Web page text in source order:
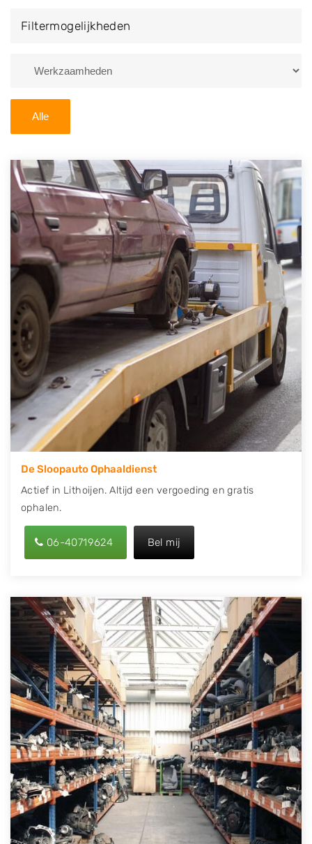
van Lithoijen en ontvang een vergoeding voor uw
Zoekt u liever naar een sloperij in een andere plaats of
U kunt er ook voor kiezen om direct uw sloopauto te
verkopen en op te laten halen door de Sloopauto
Ophaaldienst van Autosloperijen.nl. Wij kunnen uw
auto gratis ophalen in Lithoijen. Neem telefonisch
contact op of maak een terugbelafspraak. Wilt u
direct een tweedehands auto onderdelen offerte
aanvragen? Dat kan via de Onderdelenlijn! Vul uw
kenteken in en druk op verzenden.
Wij kunnen u helpen met de inkoop van auto's van
eigenlijk alle merken, zoals Alfa Romeo, Audi, BMW,
Chevrolet, Citroën, Dacia, Fiat, Ford, Honda, Hyundai,
Kia, Mazda, Mercedes Benz, Mitsubishi, Nissan, Opel,
Peugeot, Porsche, Renault, Seat, Skoda, Suzuki, Tesla,
Toyota, Volkswagen en Volvo.
Filtermogelijkheden
Alle
De Sloopauto Ophaaldienst
Actief in Lithoijen. Altijd een vergoeding en gratis
ophalen.
06-40719624 Bel mij